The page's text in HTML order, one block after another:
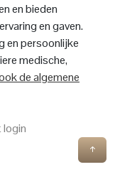
en bieden
en gaven.
en persoonlijke
medische,
de algemene
login